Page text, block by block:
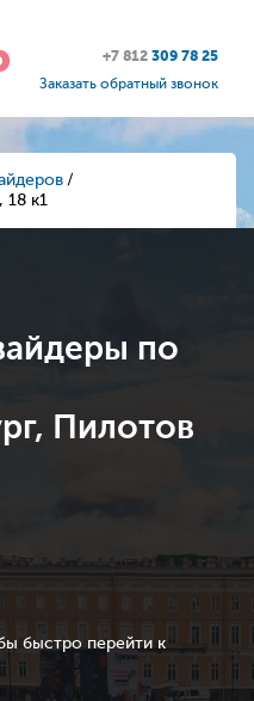
+7 812 309 78 25
Заказать обратный звонок
к1
по
Пилотов
быстро перейти к